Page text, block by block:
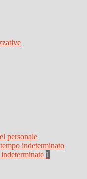
personale
indeterminato
1